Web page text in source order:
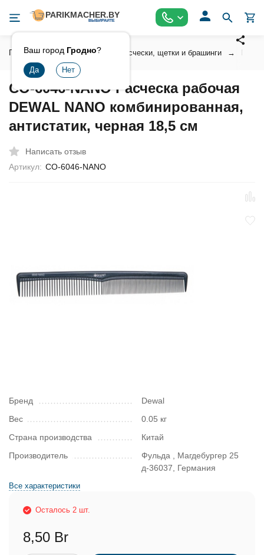
Ваш город Гродно?
Главная Инструмент Расчески, щетки и брашинги
CO-6046-NANO Расческа рабочая
DEWAL NANO комбинированная,
антистатик, черная 18,5 см
Написать отзыв
Артикул: CO-6046-NANO
Бренд
Dewal
Вес
0.05 кг
Страна производства
Китай
Производитель
Фульда , Магдебургер 25
д-36037, Германия
Все характеристики
Осталось 2 шт.
8,50 Br